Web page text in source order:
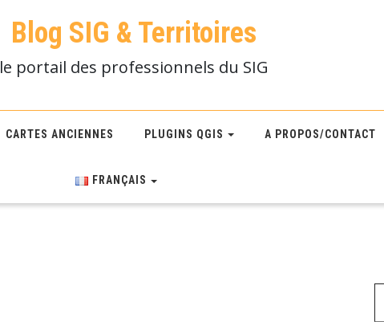
Blog SIG & Territoires
le portail des professionnels du SIG
CARTES ANCIENNES PLUGINS QGIS A PROPOS/CONTACT
FRANÇAIS